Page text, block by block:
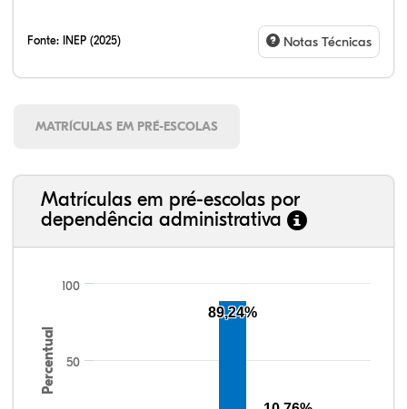
Fonte: INEP (2025) Notas Técnicas
MATRÍCULAS EM PRÉ-ESCOLAS
Matrículas em pré-escolas por
dependência administrativa
Percentual 50
100
89,24%